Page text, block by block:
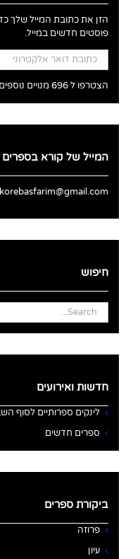
הזן את כתובת המייל שלך
פוסטים חדשים במייל.
כתובת
דואר
אלקטרוני
הצטרפו ל 696 מנויים נוספים
המייל של קורא בספרים
korebasfarim@gmail.com
חיפוש
Search
for:
חדשות ואירועים
לינקים ספרותיים לסוף
ספרים חדשים
ביקורת ספרים
פרוזה
עיון